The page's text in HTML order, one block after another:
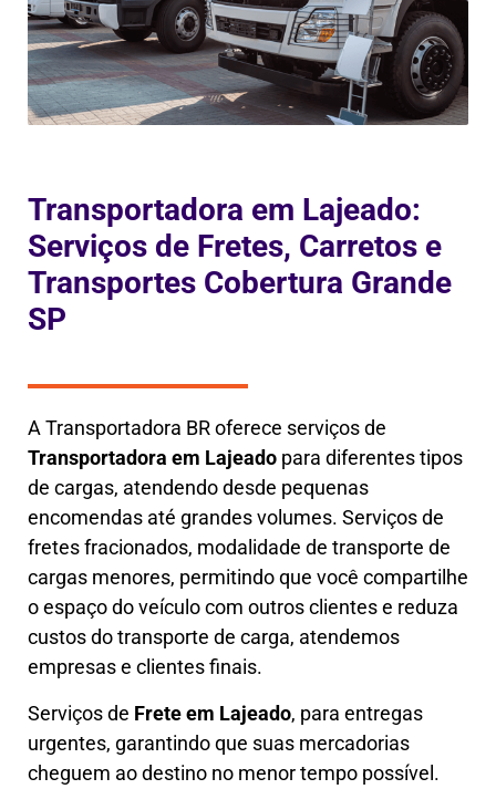
Transportadora em Lajeado:
Serviços de Fretes, Carretos e
Transportes Cobertura Grande
SP
A Transportadora BR oferece serviços de
Transportadora em Lajeado para diferentes tipos
de cargas, atendendo desde pequenas
encomendas até grandes volumes. Serviços de
fretes fracionados, modalidade de transporte de
cargas menores, permitindo que você compartilhe
o espaço do veículo com outros clientes e reduza
custos do transporte de carga, atendemos
empresas e clientes finais.
Serviços de Frete em Lajeado, para entregas
urgentes, garantindo que suas mercadorias
cheguem ao destino no menor tempo possível.